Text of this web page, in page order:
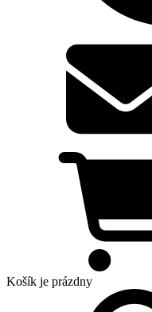
Košík je prázdny